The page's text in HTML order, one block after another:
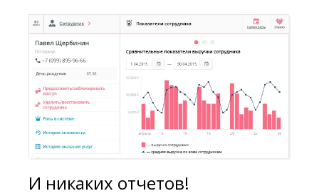
И никаких отчетов!